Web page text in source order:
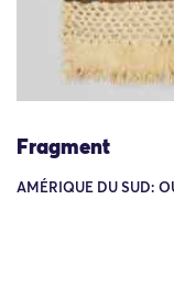
Fragment
AMÉRIQUE DU SUD: